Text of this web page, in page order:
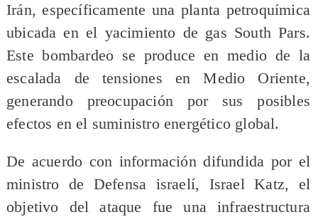
Irán, específicamente una planta petroquímica
ubicada en el yacimiento de gas South Pars.
Este bombardeo se produce en medio de la
escalada de tensiones en Medio Oriente,
generando preocupación por sus posibles
efectos en el suministro energético global.
De acuerdo con información difundida por el
ministro de Defensa israelí, Israel Katz, el
objetivo del ataque fue una infraestructura